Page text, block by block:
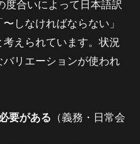
度合いによって日本語訳
しなければならない」
えられています。状況
リエーションが使われ
要がある （義務・日常会